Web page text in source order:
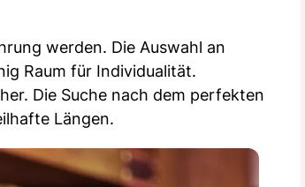
werden. Die Auswahl an
Raum für Individualität.
Die Suche nach dem perfekten
Längen.